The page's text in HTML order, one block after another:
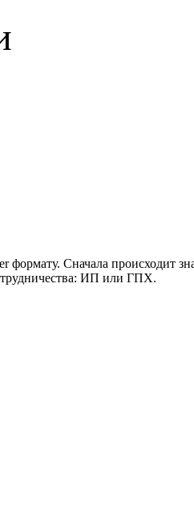
формату. Сначала происходит
ИП или ГПХ.